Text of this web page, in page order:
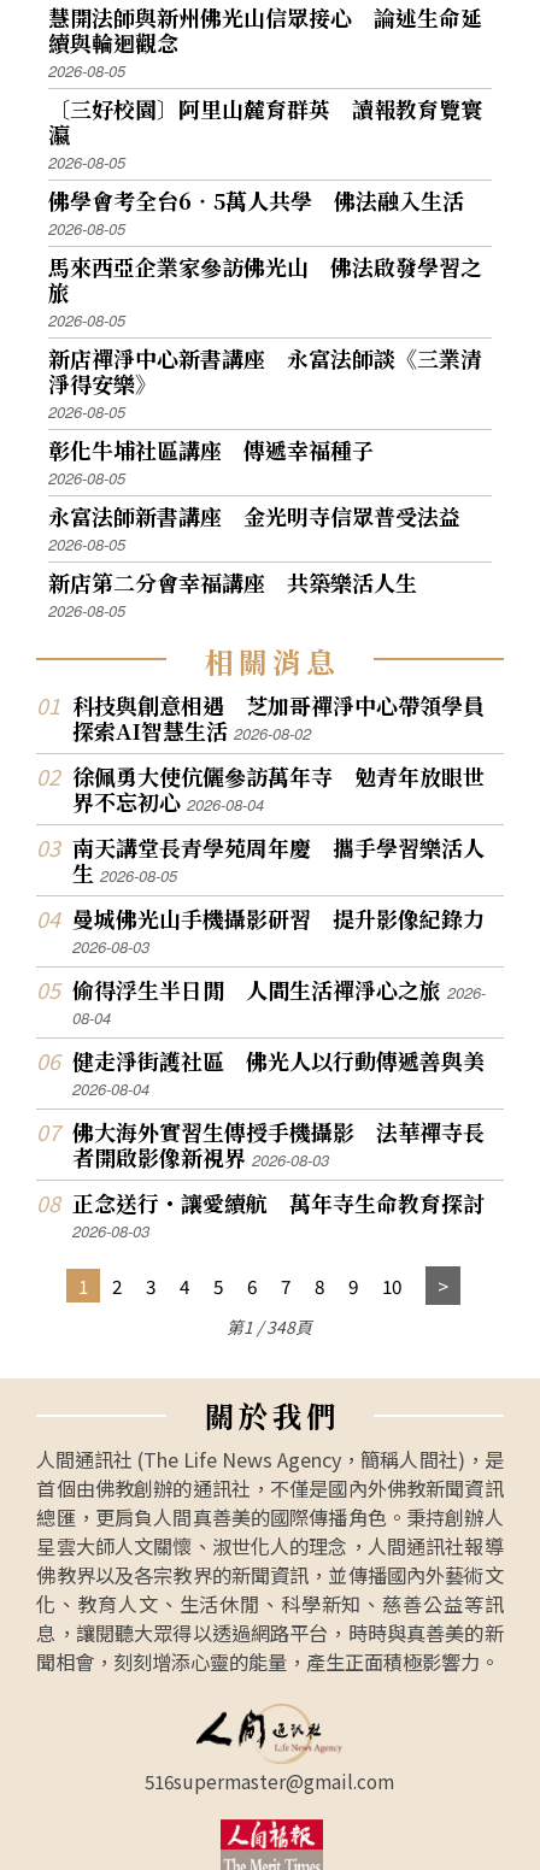
慧開法師與新州佛光山信眾接心 論述生命延
續與輪迴觀念
2026-08-05
〔三好校園〕阿里山麓育群英 讀報教育覽寰
瀛
2026-08-05
佛學會考全台6‧5萬人共學 佛法融入生活
2026-08-05
馬來西亞企業家參訪佛光山 佛法啟發學習之
旅
2026-08-05
新店禪淨中心新書講座 永富法師談《三業清
淨得安樂》
2026-08-05
彰化牛埔社區講座 傳遞幸福種子
2026-08-05
永富法師新書講座 金光明寺信眾普受法益
2026-08-05
新店第二分會幸福講座 共築樂活人生
2026-08-05
相關消息
科技與創意相遇 芝加哥禪淨中心帶領學員
探索AI智慧生活2026-08-02
徐佩勇大使伉儷參訪萬年寺 勉青年放眼世
界不忘初心2026-08-04
南天講堂長青學苑周年慶 攜手學習樂活人
生2026-08-05
曼城佛光山手機攝影研習 提升影像紀錄力
2026-08-03
偷得浮生半日閒 人間生活禪淨心之旅2026-
08-04
健走淨街護社區 佛光人以行動傳遞善與美
2026-08-04
佛大海外實習生傳授手機攝影 法華禪寺長
者開啟影像新視界2026-08-03
正念送行・讓愛續航 萬年寺生命教育探討
2026-08-03
1 2 3 4 5 6 7 8 9 10
第1 / 348頁
關於我們
人間通訊社 (The Life News Agency，簡稱人間社)，是
首個由佛教創辦的通訊社，不僅是國內外佛教新聞資訊
總匯，更肩負人間真善美的國際傳播角色。秉持創辦人
星雲大師人文關懷、淑世化人的理念，人間通訊社報導
佛教界以及各宗教界的新聞資訊，並傳播國內外藝術文
化、教育人文、生活休閒、科學新知、慈善公益等訊
息，讓閱聽大眾得以透過網路平台，時時與真善美的新
聞相會，刻刻增添心靈的能量，產生正面積極影響力。
516supermaster@gmail.com